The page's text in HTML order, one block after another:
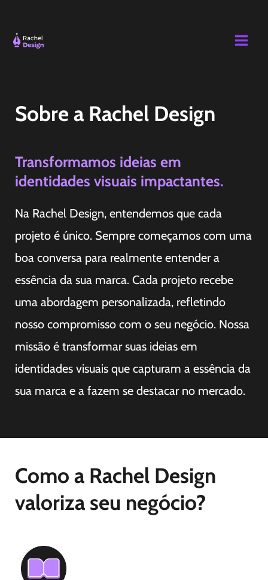
Sobre a Rachel Design
Transformamos ideias em
identidades visuais impactantes.
Na Rachel Design, entendemos que cada
projeto é único. Sempre começamos com uma
boa conversa para realmente entender a
essência da sua marca. Cada projeto recebe
uma abordagem personalizada, refletindo
nosso compromisso com o seu negócio. Nossa
missão é transformar suas ideias em
identidades visuais que capturam a essência da
sua marca e a fazem se destacar no mercado.
Como a Rachel Design
valoriza seu negócio?